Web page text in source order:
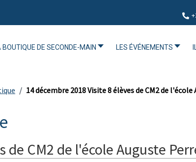
BOUTIQUE DE SECONDE-MAIN LES ÉVÉNEMENTS
14 décembre 2018 Visite 8 élèves de CM2 de
de CM2 de l'école Auguste